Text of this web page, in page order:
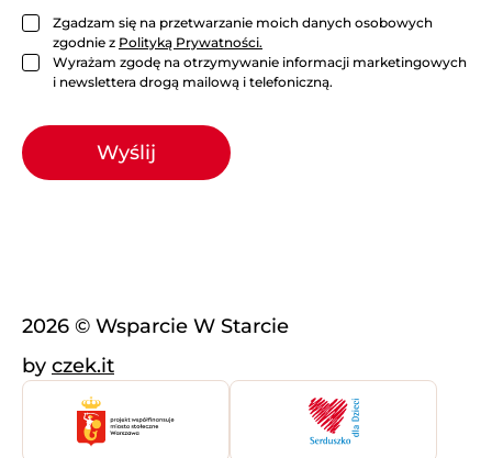
e
F
a
c
b
Zgadzam się na przetwarzanie moich danych osobowych
zgodnie z Polityką Prywatności.
Wyrażam zgodę na otrzymywanie informacji marketingowych
i newslettera drogą mailową i telefoniczną.
Wyślij
2026 © Wsparcie W Starcie
by czek.it
Miasto
Stowarzyszenie
Serduszko